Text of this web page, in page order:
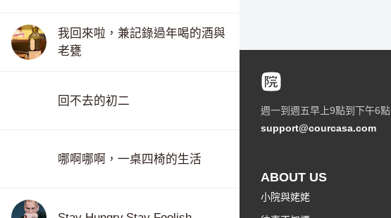
我回來啦，兼記錄過年喝的酒與
老甕
回不去的初二
哪啊哪啊，一桌四椅的生活
週一到週五早上9點到下午6點
support@courcasa.com
ABOUT US
小院與姥姥